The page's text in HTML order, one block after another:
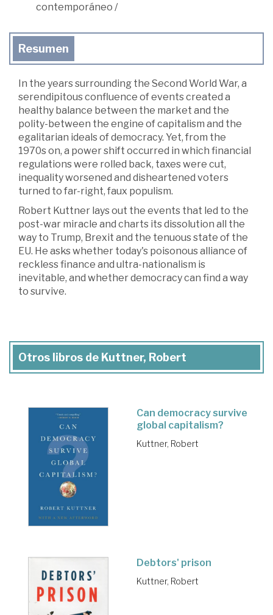
contemporáneo /
Resumen
In the years surrounding the Second World War, a
serendipitous confluence of events created a
healthy balance between the market and the
polity-between the engine of capitalism and the
egalitarian ideals of democracy. Yet, from the
1970s on, a power shift occurred in which financial
regulations were rolled back, taxes were cut,
inequality worsened and disheartened voters
turned to far-right, faux populism.
Robert Kuttner lays out the events that led to the
post-war miracle and charts its dissolution all the
way to Trump, Brexit and the tenuous state of the
EU. He asks whether today's poisonous alliance of
reckless finance and ultra-nationalism is
inevitable, and whether democracy can find a way
to survive.
Otros libros de Kuttner, Robert
Can democracy survive
global capitalism?
Kuttner, Robert
Debtors' prison
Kuttner, Robert